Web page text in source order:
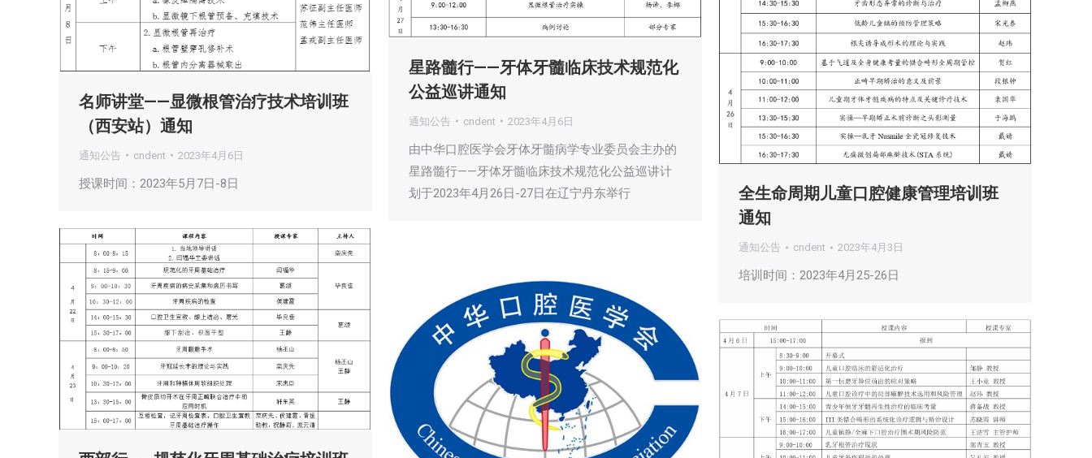
星路髓行——牙体牙髓临床技术规范化
公益巡讲通知
通知公告 cndent 2023年4月6日
由中华口腔医学会牙体牙髓病学专业委员会主办的
星路髓行——牙体牙髓临床技术规范化公益巡讲计
划于2023年4月26日-27日在辽宁丹东举行
名师讲堂——显微根管治疗技术培训班
（西安站）通知
通知公告 cndent 2023年4月6日
授课时间：2023年5月7日-8日
全生命周期儿童口腔健康管理培训班
通知
通知公告 cndent 2023年4月3日
培训时间：2023年4月25-26日